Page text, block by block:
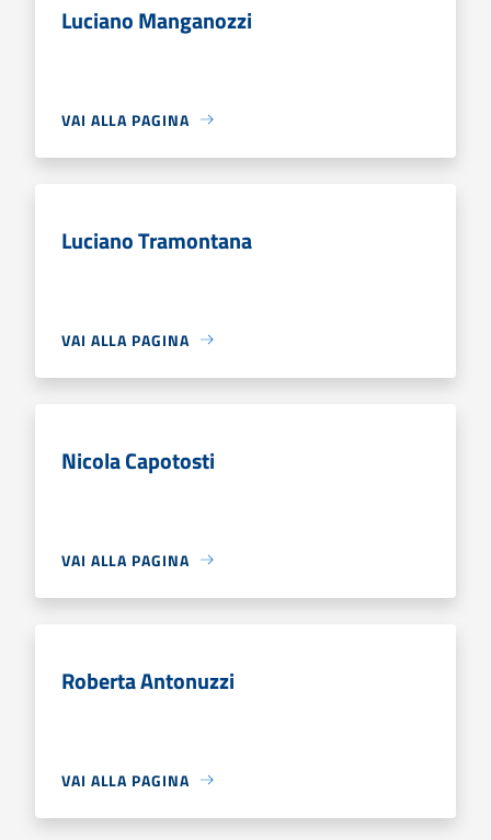
Luciano Manganozzi
VAI ALLA PAGINA
Luciano Tramontana
VAI ALLA PAGINA
Nicola Capotosti
VAI ALLA PAGINA
Roberta Antonuzzi
VAI ALLA PAGINA